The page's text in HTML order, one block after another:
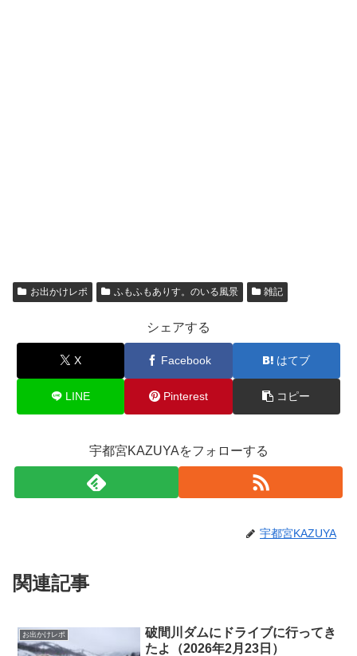
お出かけレポ ふもふもありす。のいる風景 雑記
シェアする
X Facebook はてブ
LINE Pinterest コピー
宇都宮KAZUYAをフォローする
宇都宮KAZUYA
関連記事
お出かけレポ
破間川ダムにドライブに行ってき
たよ（2026年2月23日）